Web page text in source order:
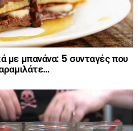
με μπανάνα: 5 συνταγές που